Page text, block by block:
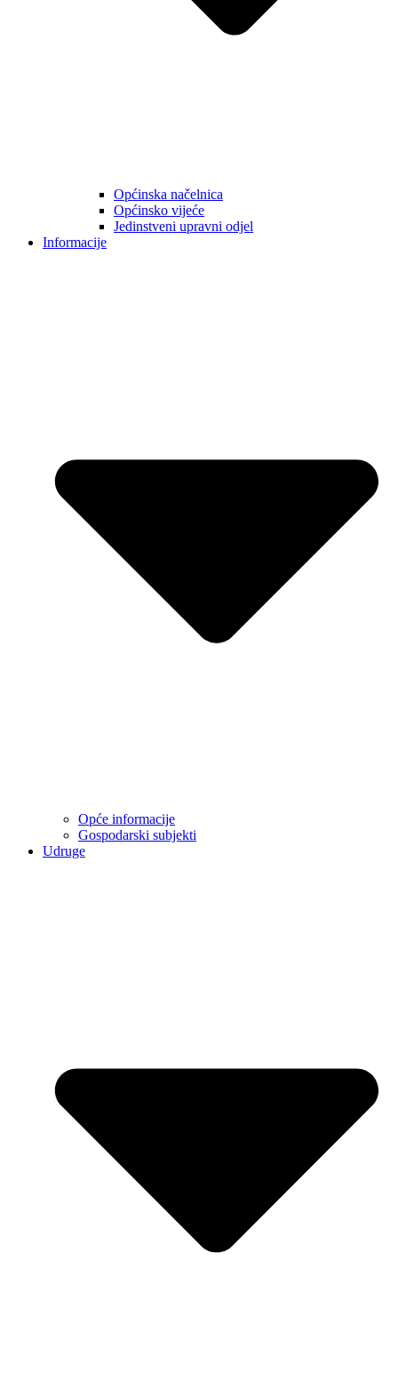
Općinska načelnica
Općinsko vijeće
Jedinstveni upravni odjel
Informacije
Opće informacije
Gospodarski subjekti
Udruge